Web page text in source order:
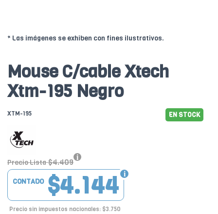
* Las imágenes se exhiben con fines ilustrativos.
Mouse C/cable Xtech
Xtm-195 Negro
XTM-195 EN STOCK
Precio Lista $4.409
$4.144
CONTADO
Precio sin impuestos nacionales: $3.750